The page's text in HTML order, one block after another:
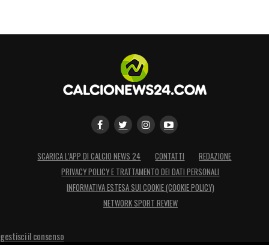
SCARICA L’APP DI CALCIO NEWS 24 CONTATTI
REDAZIONE
PRIVACY POLICY E TRATTAMENTO DEI DATI PERSONALI
INFORMATIVA ESTESA SUI COOKIE (COOKIE POLICY)
NETWORK SPORT REVIEW
gestisci il consenso